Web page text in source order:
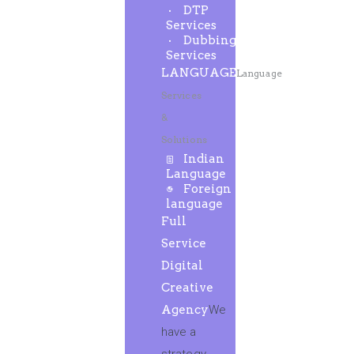
DTP
Services
Dubbing
Services
LANGUAGELanguage
Services
&
Solutions
Indian
Language
Foreign
language
Full
Service
Digital
Creative
AgencyWe
have a